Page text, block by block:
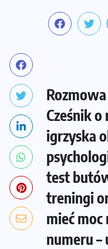
Cześnik o
igrzyska
test
treningi
mieć
numeru